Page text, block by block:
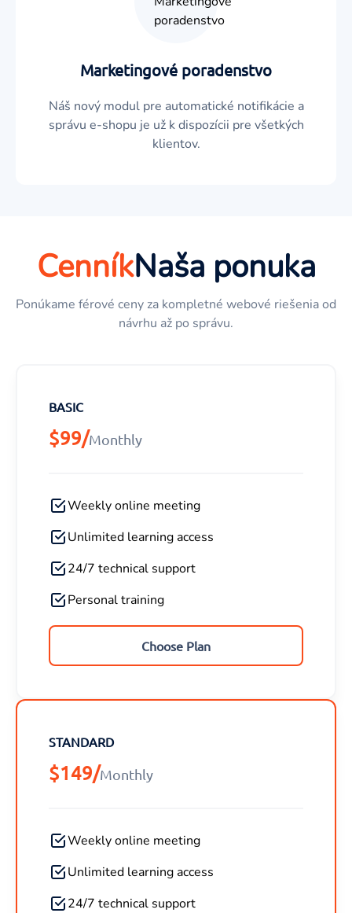
Marketingové poradenstvo
Náš nový modul pre automatické notifikácie a
správu e-shopu je už k dispozícii pre všetkých
klientov.
CenníkNaša ponuka
Ponúkame férové ceny za kompletné webové riešenia od
návrhu až po správu.
BASIC
$99/Monthly
Weekly online meeting
Unlimited learning access
24/7 technical support
Personal training
Choose Plan
STANDARD
$149/Monthly
Weekly online meeting
Unlimited learning access
24/7 technical support